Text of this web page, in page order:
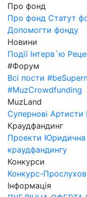
Про фонд
Про фонд Статут
Допомогти фонду
Новини
Події Інтерв`ю
#Форум
Всі пости
#MuzCrowdfunding
MuzLand
Супернові Артисти
Краудфандинг
Проекти Юридична
краудфандингу
Конкурси
Конкурс-
Інформація